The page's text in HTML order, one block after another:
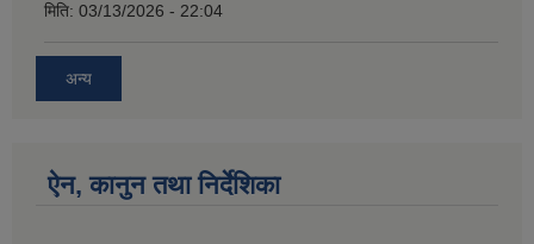
मिति: 03/13/2026 - 22:04
अन्य
ऐन, कानुन तथा निर्देशिका